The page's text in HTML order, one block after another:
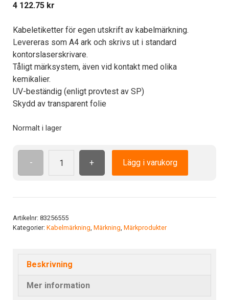
4 122.75 kr
Kabeletiketter för egen utskrift av kabelmärkning.
Levereras som A4 ark och skrivs ut i standard
kontorslaserskrivare.
Tåligt märksystem, även vid kontakt med olika
kemikalier.
UV-beständig (enligt provtest av SP)
Skydd av transparent folie
Normalt i lager
- + Lägg i varukorg
Artikelnr: 83256555
Kategorier: Kabelmärkning, Märkning, Märkprodukter
Beskrivning
Mer information